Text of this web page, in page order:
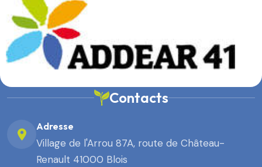
Contacts
Adresse
Village de l'Arrou 87A, route de Château-
Renault 41000 Blois